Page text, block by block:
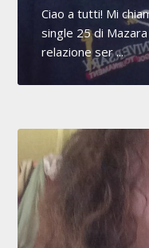
Ciao a tutti! Mi
single 25 di
relazione ser ...